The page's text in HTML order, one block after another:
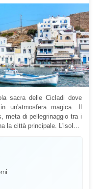
naturalistiche.
sacra delle Cicladi dove
un'atmosfera magica. Il
la città principale. L'isola è
vivere nelle botteghe degli
guiderà alla scoperta dei
e della cucina locale
I festival religiosi e le